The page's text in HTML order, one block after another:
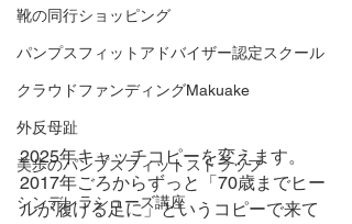
靴の同行ショッピング
パンプスフィットアドバイザー認定スクール
クラウドファンディングMakuake
外反母趾
美歩のパンプスフィットストラップ
シンデレラシューズ講座
2025年キャッチコピーを変えます。
2017年ごろからずっと「70歳までヒー
ルが履ける足に」というコピーで来て